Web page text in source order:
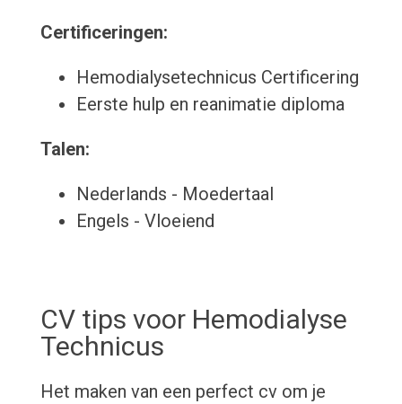
Certificeringen:
Hemodialysetechnicus Certificering
Eerste hulp en reanimatie diploma
Talen:
Nederlands - Moedertaal
Engels - Vloeiend
CV tips voor Hemodialyse
Technicus
Het maken van een perfect cv om je